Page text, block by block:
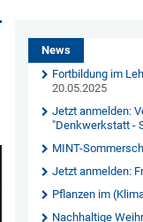
News
Fortbildung im
20.05.2025
Jetzt anmelden:
"Denkwerkstatt -
MINT-
Jetzt anmelden:
Pflanzen im
Nachhaltige